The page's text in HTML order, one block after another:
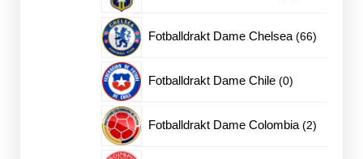
Fotballdrakt Dame Chelsea 6666
Fotballdrakt Dame Chile 00
Fotballdrakt Dame Colombia 22